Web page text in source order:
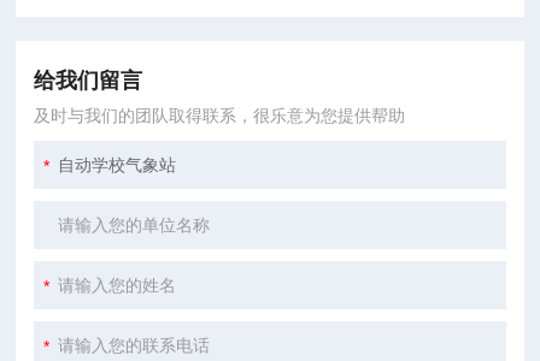
给我们留言
及时与我们的团队取得联系，很乐意为您提供帮助